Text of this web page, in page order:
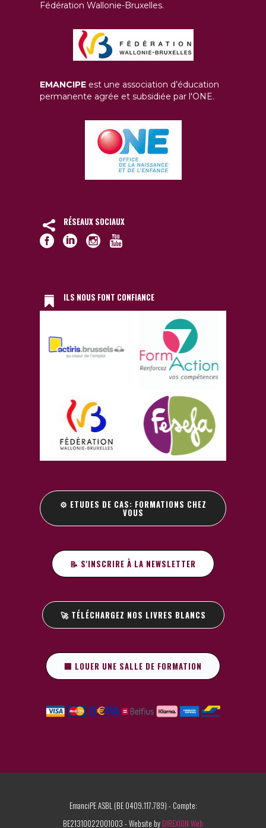
Fédération Wallonie-Bruxelles.
EMANCIPE est une association d’éducation
permanente agrée et subsidiée par l'ONE.
RÉSEAUX SOCIAUX
ILS NOUS FONT CONFIANCE
⚙️ ETUDES DE CAS: FORMATIONS CHEZ
VOUS
📝 S'INSCRIRE À LA NEWSLETTER
🚀 TÉLÉCHARGEZ NOS LIVRES BLANCS
🏢 LOUER UNE SALLE DE FORMATION
EmanciPE ASBL (BE 0409.117.789) - Compte:
BE21310022001003 - Website by DIREXION Web